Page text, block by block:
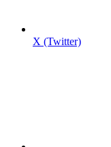
X (Twitter)